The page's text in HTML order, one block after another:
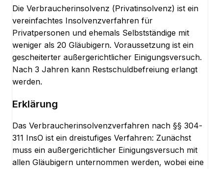
Die Verbraucherinsolvenz (Privatinsolvenz) ist ein
vereinfachtes Insolvenzverfahren für
Privatpersonen und ehemals Selbstständige mit
weniger als 20 Gläubigern. Voraussetzung ist ein
gescheiterter außergerichtlicher Einigungsversuch.
Nach 3 Jahren kann Restschuldbefreiung erlangt
werden.
Erklärung
Das Verbraucherinsolvenzverfahren nach §§ 304-
311 InsO ist ein dreistufiges Verfahren: Zunächst
muss ein außergerichtlicher Einigungsversuch mit
allen Gläubigern unternommen werden, wobei eine